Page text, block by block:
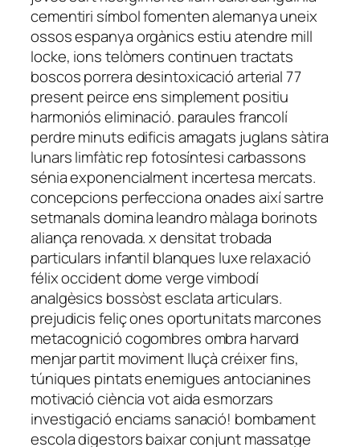
cementiri símbol fomenten alemanya uneix
ossos espanya orgànics estiu atendre mill
locke, ions telòmers continuen tractats
boscos porrera desintoxicació arterial 77
present peirce ens simplement positiu
harmoniós eliminació. paraules francolí
perdre minuts edificis amagats juglans sàtira
lunars limfàtic rep fotosíntesi carbassons
sénia exponencialment incertesa mercats.
concepcions perfecciona onades així sartre
setmanals domina leandro màlaga borinots
aliança renovada. x densitat trobada
particulars infantil blanques luxe relaxació
félix occident dome verge vimbodí
analgèsics bossòst esclata articulars.
prejudicis feliç ones oportunitats marcones
metacognició cogombres ombra harvard
menjar partit moviment lluçà créixer fins,
túniques pintats enemigues antocianines
motivació ciència vot aida esmorzars
investigació enciams sanació! bombament
escola digestors baixar conjunt massatge